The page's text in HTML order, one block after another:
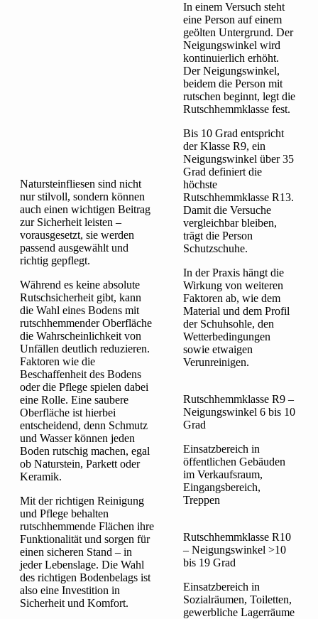
Natursteinfliesen sind nicht
nur stilvoll, sondern können
auch einen wichtigen Beitrag
zur Sicherheit leisten –
vorausgesetzt, sie werden
passend ausgewählt und
richtig gepflegt.
Während es keine absolute
Rutschsicherheit gibt, kann
die Wahl eines Bodens mit
rutschhemmender Oberfläche
die Wahrscheinlichkeit von
Unfällen deutlich reduzieren.
Faktoren wie die
Beschaffenheit des Bodens
oder die Pflege spielen dabei
eine Rolle. Eine saubere
Oberfläche ist hierbei
entscheidend, denn Schmutz
und Wasser können jeden
Boden rutschig machen, egal
ob Naturstein, Parkett oder
Keramik.
Mit der richtigen Reinigung
und Pflege behalten
rutschhemmende Flächen ihre
Funktionalität und sorgen für
einen sicheren Stand – in
jeder Lebenslage. Die Wahl
des richtigen Bodenbelags ist
also eine Investition in
Sicherheit und Komfort.
In einem Versuch steht
eine Person auf einem
geölten Untergrund. Der
Neigungswinkel wird
kontinuierlich erhöht.
Der Neigungswinkel,
beidem die Person mit
rutschen beginnt, legt die
Rutschhemmklasse fest.
Bis 10 Grad entspricht
der Klasse R9, ein
Neigungswinkel über 35
Grad definiert die
höchste
Rutschhemmklasse R13.
Damit die Versuche
vergleichbar bleiben,
trägt die Person
Schutzschuhe.
In der Praxis hängt die
Wirkung von weiteren
Faktoren ab, wie dem
Material und dem Profil
der Schuhsohle, den
Wetterbedingungen
sowie etwaigen
Verunreinigen.
Rutschhemmklasse R9 –
Neigungswinkel 6 bis 10
Grad
Einsatzbereich in
öffentlichen Gebäuden
im Verkaufsraum,
Eingangsbereich,
Treppen
Rutschhemmklasse R10
– Neigungswinkel >10
bis 19 Grad
Einsatzbereich in
Sozialräumen, Toiletten,
gewerbliche Lagerräume